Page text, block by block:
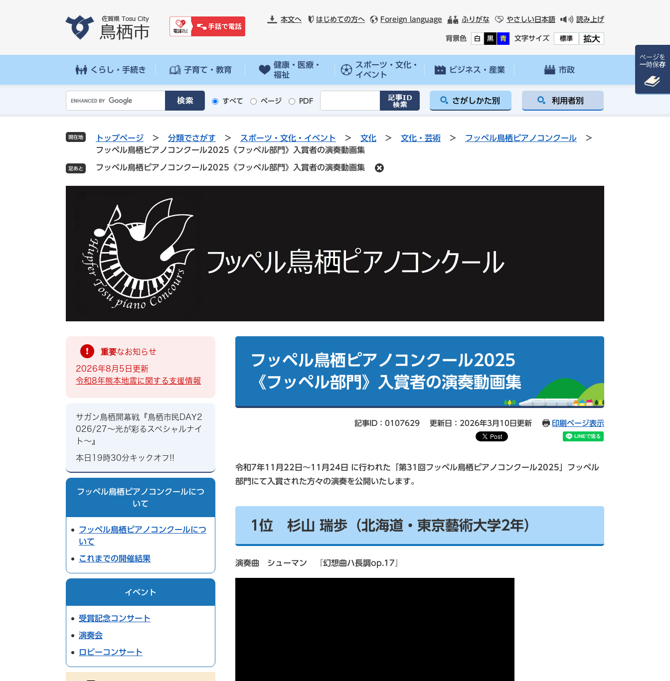
先
を
本文へ はじめての方へ Foreign language ふりがな やさしい日本語 読み上げ
背景色 白 黒 青 文字サイズ 標準 拡大
くらし・手続き 子育て・教育
健康・医療・
福祉
スポーツ・文化・
イベント
ビジネス・産業 市政
o
g
l
カ
すべて ページ PDF さがしかた別 利用者別
現在地 トップページ > 分類でさがす > スポーツ・文化・イベント > 文化 > 文化・芸術 > フッペル鳥栖ピアノコンクール
>
フッペル鳥栖ピアノコンクール2025《フッペル部門》入賞者の演奏動画集
フッペル鳥栖ピアノコンクール2025《フッペル部門》入賞者の演奏動画集
フッペル鳥栖ピアノコンクール2025
《フッペル部門》入賞者の演奏動画集
記事ID：0107629 更新日：2026年3月10日更新 印刷ページ表示
令和7年11月22日～11月24日 に行われた「第31回フッペル鳥栖ピアノコンクール2025」フッペル
部門にて入賞された方々の演奏を公開いたします。
1位 杉山 瑞歩（北海道・東京藝術大学2年）
演奏曲 シューマン 『幻想曲ハ長調op.17』
重要なお知らせ
2026年8月5日更新
令和8年熊本地震に関する支援情報
サガン鳥栖開幕戦『鳥栖市民DAY2
026/27～光が彩るスペシャルナイ
ト～』
本日19時30分キックオフ!!
フッペル鳥栖ピアノコンクールにつ
いて
フッペル鳥栖ピアノコンクールにつ
いて
これまでの開催結果
イベント
受賞記念コンサート
演奏会
ロビーコンサート
ページを
一時保存